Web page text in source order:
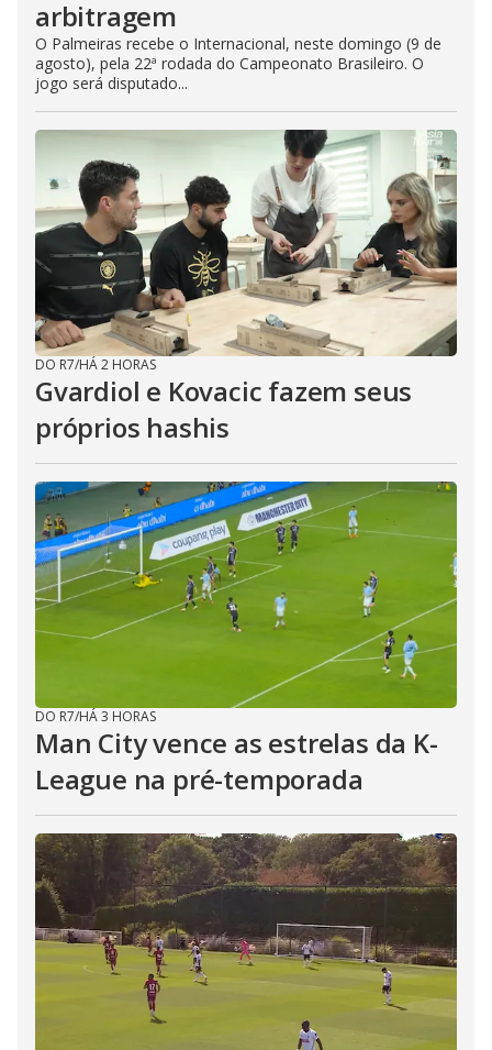
arbitragem
O Palmeiras recebe o Internacional, neste domingo (9 de
agosto), pela 22ª rodada do Campeonato Brasileiro. O
jogo será disputado...
DO R7/HÁ 2 HORAS
Gvardiol e Kovacic fazem seus
próprios hashis
DO R7/HÁ 3 HORAS
Man City vence as estrelas da K-
League na pré-temporada